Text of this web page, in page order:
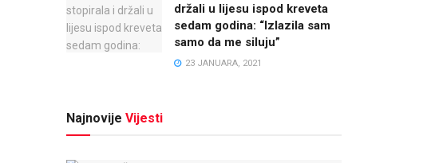
držali u lijesu ispod kreveta
sedam godina: “Izlazila sam
samo da me siluju”
23 JANUARA, 2021
Najnovije Vijesti